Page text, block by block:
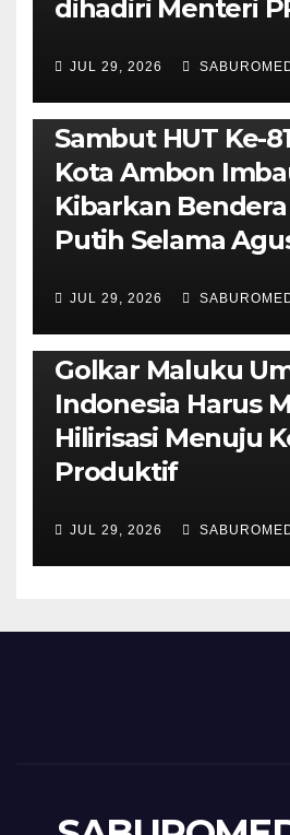
dihadiri Menteri
JUL 29, 2026
AMBON METRO POLITIK &
Sambut HUT Ke-
Kota Ambon
Kibarkan
Putih Selama
JUL 29, 2026
PENDIDIKAN & OLAHRAGA THE
Isi Materi LK-III
Golkar Maluku
Indonesia Harus
Hilirisasi Menuju
Produktif
JUL 29, 2026